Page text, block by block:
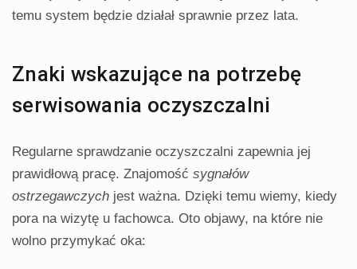
temu system będzie działał sprawnie przez lata.
Znaki wskazujące na potrzebę
serwisowania oczyszczalni
Regularne sprawdzanie oczyszczalni zapewnia jej
prawidłową pracę. Znajomość sygnałów
ostrzegawczych jest ważna. Dzięki temu wiemy, kiedy
pora na wizytę u fachowca. Oto objawy, na które nie
wolno przymykać oka: